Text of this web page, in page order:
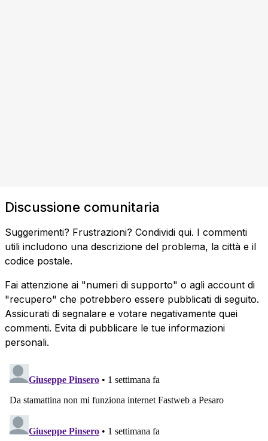
Discussione comunitaria
Suggerimenti? Frustrazioni? Condividi qui. I commenti
utili includono una descrizione del problema, la città e il
codice postale.
Fai attenzione ai "numeri di supporto" o agli account di
"recupero" che potrebbero essere pubblicati di seguito.
Assicurati di segnalare e votare negativamente quei
commenti. Evita di pubblicare le tue informazioni
personali.